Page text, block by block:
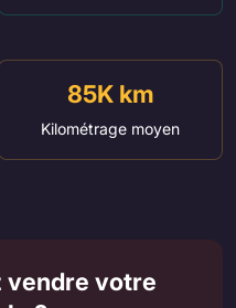
85K km
Kilométrage moyen
vendre votre